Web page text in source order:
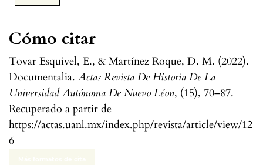
Cómo citar
Tovar Esquivel, E., & Martínez Roque, D. M. (2022).
Documentalia. Actas Revista De Historia De La
Universidad Autónoma De Nuevo Léon, (15), 70–87.
Recuperado a partir de
https://actas.uanl.mx/index.php/revista/article/view/12
6